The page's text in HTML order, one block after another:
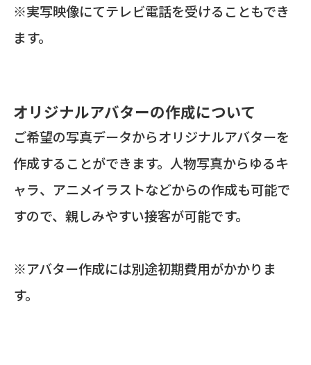
※実写映像にてテレビ電話を受けることもでき
ます。
オリジナルアバターの作成について
ご希望の写真データからオリジナルアバターを
作成することができます。人物写真からゆるキ
ャラ、アニメイラストなどからの作成も可能で
すので、親しみやすい接客が可能です。
※アバター作成には別途初期費用がかかりま
す。